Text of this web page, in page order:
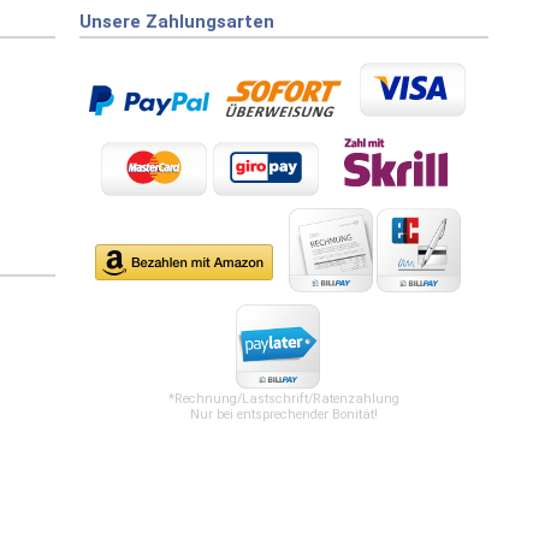
Unsere Zahlungsarten
*Rechnung/Lastschrift/Ratenzahlung
Nur bei entsprechender Bonität!